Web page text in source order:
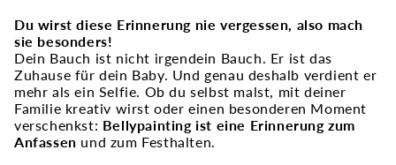
Du wirst diese Erinnerung nie vergessen, also mach
sie besonders!
Dein Bauch ist nicht irgendein Bauch. Er ist das
Zuhause für dein Baby. Und genau deshalb verdient er
mehr als ein Selfie. Ob du selbst malst, mit deiner
Familie kreativ wirst oder einen besonderen Moment
verschenkst: Bellypainting ist eine Erinnerung zum
Anfassen und zum Festhalten.